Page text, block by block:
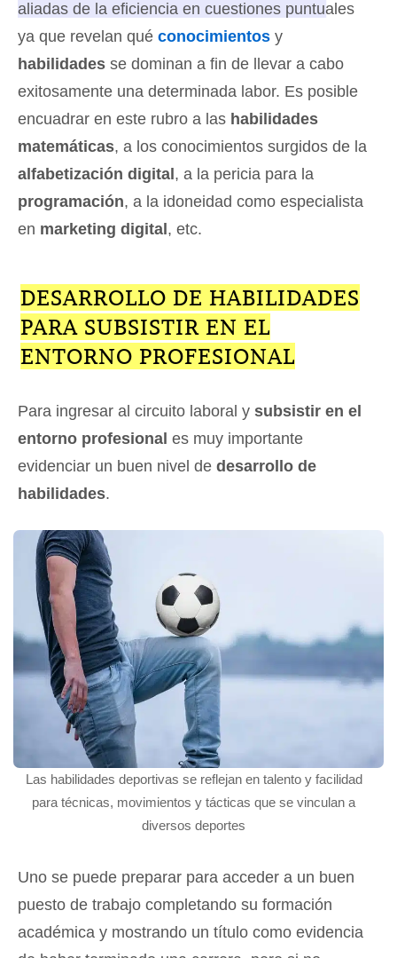
aliadas de la eficiencia en cuestiones puntuales
ya que revelan qué conocimientos y
habilidades se dominan a fin de llevar a cabo
exitosamente una determinada labor. Es posible
encuadrar en este rubro a las habilidades
matemáticas, a los conocimientos surgidos de la
alfabetización digital , a la pericia para la
programación, a la idoneidad como especialista
en marketing digital , etc.
DESARROLLO DE HABILIDADES
PARA SUBSISTIR EN EL
ENTORNO PROFESIONAL
Para ingresar al circuito laboral y subsistir en el
entorno profesional es muy importante
evidenciar un buen nivel de desarrollo de
habilidades.
Las habilidades deportivas se reflejan en talento y facilidad
para técnicas, movimientos y tácticas que se vinculan a
diversos deportes
Uno se puede preparar para acceder a un buen
puesto de trabajo completando su formación
académica y mostrando un título como evidencia